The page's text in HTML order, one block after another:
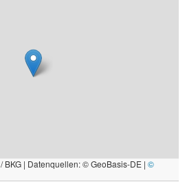
/ BKG | Datenquellen: © GeoBasis-DE | ©